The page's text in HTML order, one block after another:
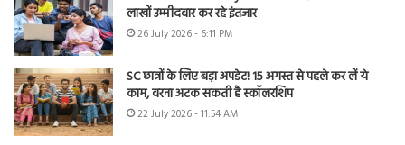
लाखों उम्मीदवार कर रहे इंतजार
26 July 2026 - 6:11 PM
SC छात्रों के लिए बड़ा अपडेट! 15 अगस्त से पहले कर लें ये
काम, वरना अटक सकती है स्कॉलरशिप
22 July 2026 - 11:54 AM